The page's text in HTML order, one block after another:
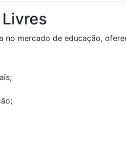
no mercado de educação,